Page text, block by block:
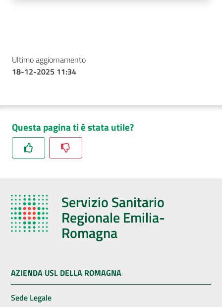
Ultimo aggiornamento
18-12-2025 11:34
Questa pagina ti è stata utile?
Servizio Sanitario
Regionale Emilia-
Romagna
AZIENDA USL DELLA ROMAGNA
Sede Legale